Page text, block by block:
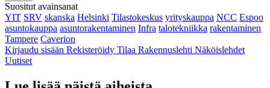
Suositut avainsanat
YIT SRV skanska Helsinki Tilastokeskus yrityskauppa NCC Espoo
asuntokauppa asuntorakentaminen Infra talotekniikka rakentaminen
Tampere Caverion
Kirjaudu sisään Rekisteröidy Tilaa Rakennuslehti Näköislehdet
Uutiset